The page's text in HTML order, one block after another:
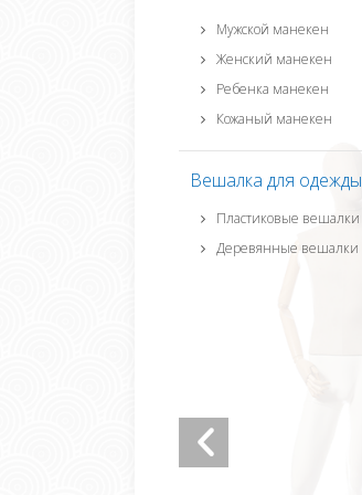
Мужской манекен
Женский манекен
Ребенка манекен
Кожаный манекен
Вешалка для одежды
Пластиковые вешалки
Деревянные вешалки